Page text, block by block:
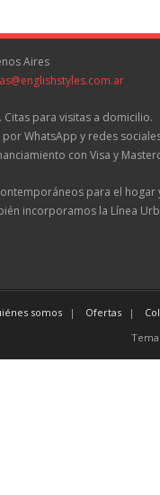
Aires
para visitas a domicilio.
WhatsApp y redes
con Visa y
para el
incorporamos la Línea
somos Ofertas